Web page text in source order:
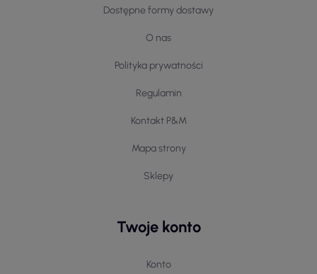
Dostępne formy dostawy
O nas
Polityka prywatności
Regulamin
Kontakt P&M
Mapa strony
Sklepy
Twoje konto
Konto